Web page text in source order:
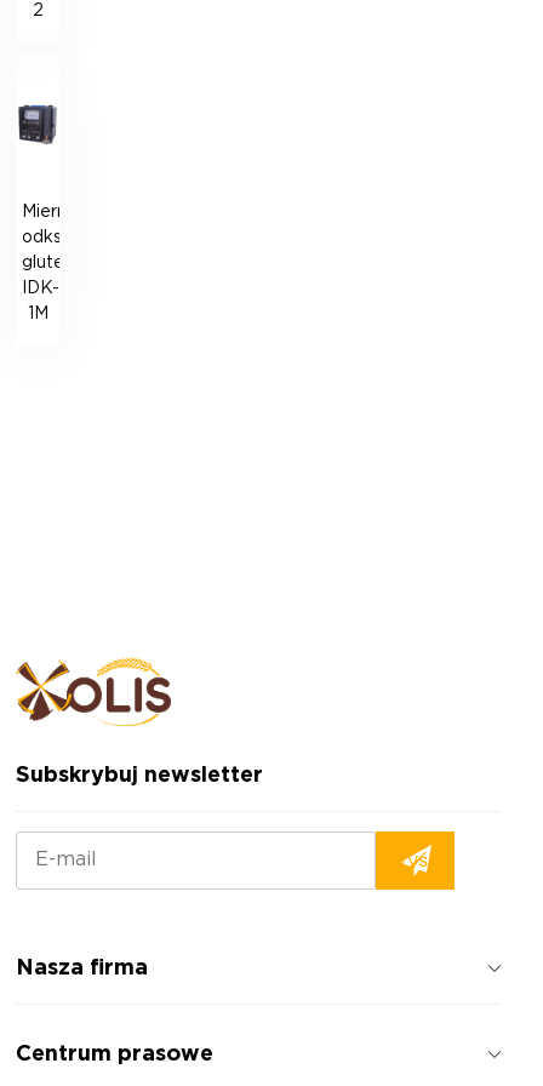
2
Miernik
odkształceń
glutenu
IDK-
1M
Subskrybuj newsletter
Nasza firma
Opinie o firmie
Centrum prasowe